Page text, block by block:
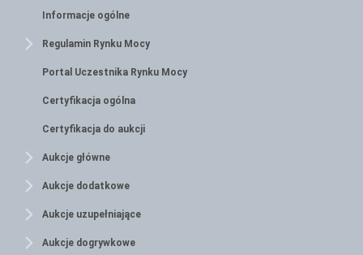
Informacje ogólne
Regulamin Rynku Mocy
Portal Uczestnika Rynku Mocy
Certyfikacja ogólna
Certyfikacja do aukcji
Aukcje główne
Aukcje dodatkowe
Aukcje uzupełniające
Aukcje dogrywkowe